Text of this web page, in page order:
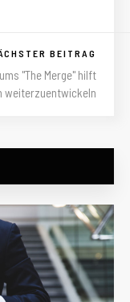
BEITRAG
"The Merge" hilft
weiterzuentwickeln